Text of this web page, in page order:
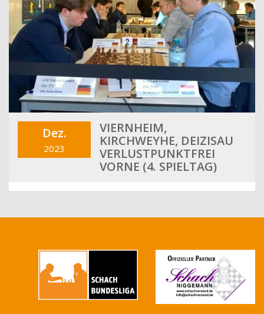
Dez.
2023
VIERNHEIM,
KIRCHWEYHE, DEIZISAU
VERLUSTPUNKTFREI
VORNE (4. SPIELTAG)